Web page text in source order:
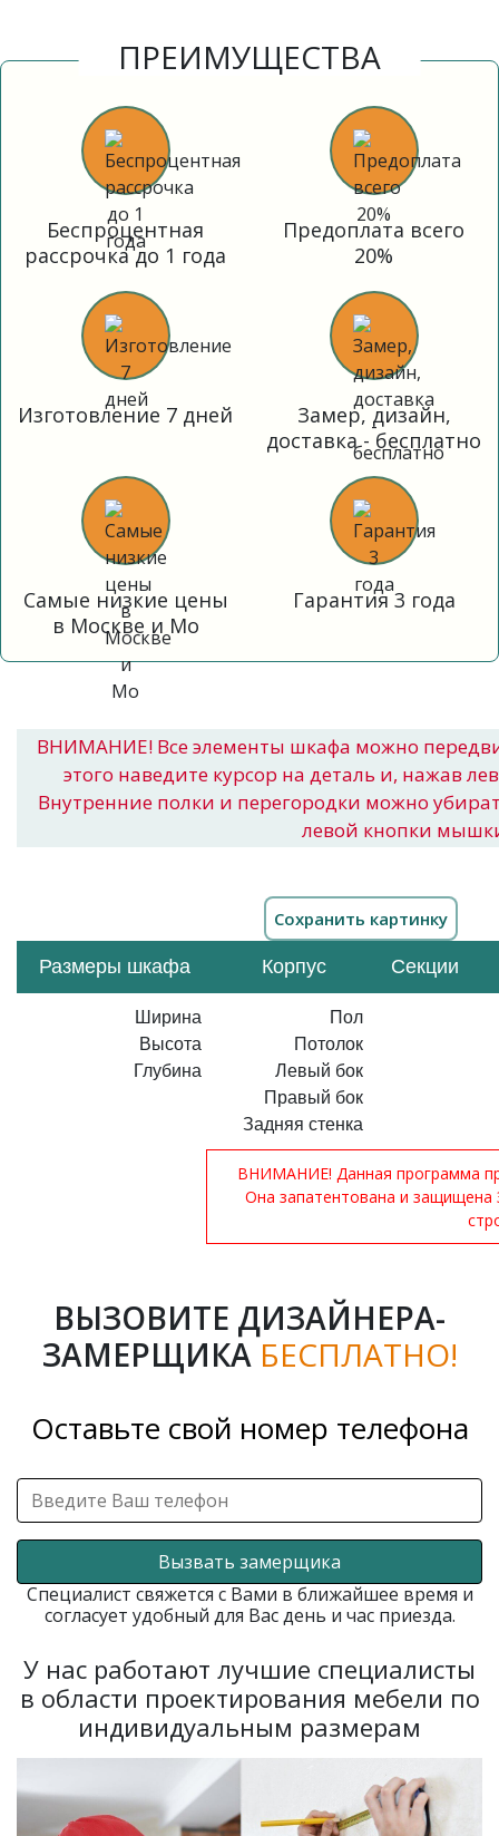
ПРЕИМУЩЕСТВА
Беспроцентная
рассрочка до 1 года
Предоплата всего
20%
Изготовление 7 дней
Замер, дизайн,
доставка - бесплатно
Самые низкие цены
в Москве и Мо
Гарантия 3 года
ВНИМАНИЕ! Все элементы шкафа можно
этого наведите курсор на деталь и, нажав
Внутренние полки и перегородки можно
левой кнопки
Размеры шкафа Корпус Секции
Ширина
Высота
Глубина
Пол
Потолок
Левый бок
Правый бок
Задняя стенка
ВНИМАНИЕ! Данная программа
Она запатентована и
ВЫЗОВИТЕ ДИЗАЙНЕРА-
ЗАМЕРЩИКА БЕСПЛАТНО!
Оставьте свой номер телефона
Вызвать замерщика
Специалист свяжется с Вами в ближайшее время и
согласует удобный для Вас день и час приезда.
У нас работают лучшие специалисты
в области проектирования мебели по
индивидуальным размерам